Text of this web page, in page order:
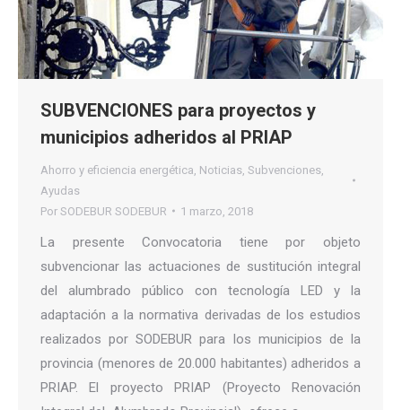
SUBVENCIONES para proyectos y
municipios adheridos al PRIAP
Ahorro y eficiencia energética Noticias Subvenciones
Ayudas
Por SODEBUR SODEBUR 1 marzo, 2018
La presente Convocatoria tiene por objeto
subvencionar las actuaciones de sustitución integral
del alumbrado público con tecnología LED y la
adaptación a la normativa derivadas de los estudios
realizados por SODEBUR para los municipios de la
provincia (menores de 20.000 habitantes) adheridos a
PRIAP. El proyecto PRIAP (Proyecto Renovación